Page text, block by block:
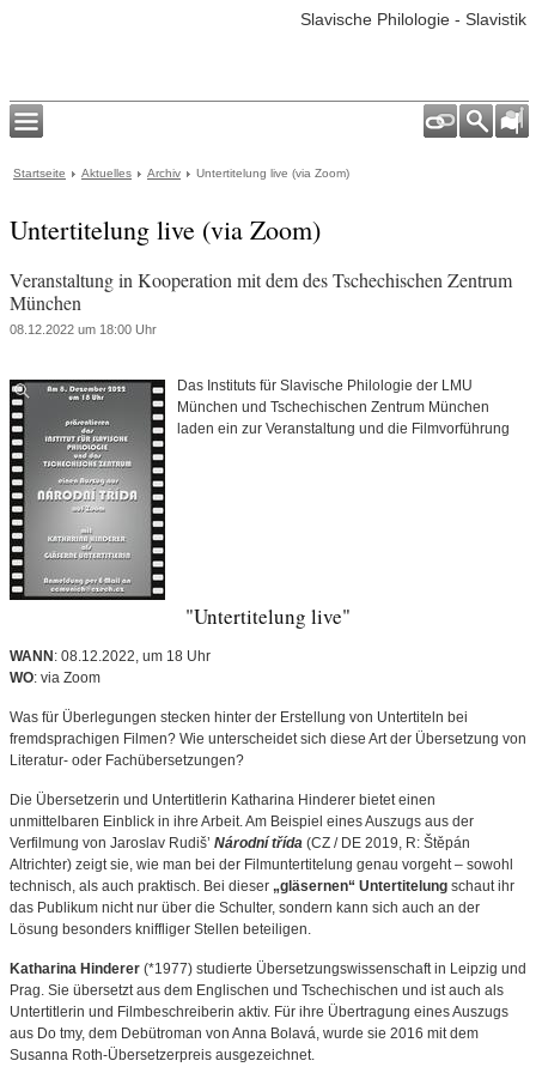
Slavische Philologie - Slavistik
Startseite Aktuelles Archiv Untertitelung live (via Zoom)
Untertitelung live (via Zoom)
Veranstaltung in Kooperation mit dem des Tschechischen Zentrum
München
08.12.2022 um 18:00 Uhr
Das Instituts für Slavische Philologie der LMU
München und Tschechischen Zentrum München
laden ein zur Veranstaltung und die Filmvorführung
"Untertitelung live"
WANN : 08.12.2022, um 18 Uhr
WO: via Zoom
Was für Überlegungen stecken hinter der Erstellung von Untertiteln bei
fremdsprachigen Filmen? Wie unterscheidet sich diese Art der Übersetzung von
Literatur- oder Fachübersetzungen?
Die Übersetzerin und Untertitlerin Katharina Hinderer bietet einen
unmittelbaren Einblick in ihre Arbeit. Am Beispiel eines Auszugs aus der
Verfilmung von Jaroslav Rudiš’ Národní třída (CZ / DE 2019, R: Štěpán
Altrichter) zeigt sie, wie man bei der Filmuntertitelung genau vorgeht – sowohl
technisch, als auch praktisch. Bei dieser „gläsernen“ Untertitelung schaut ihr
das Publikum nicht nur über die Schulter, sondern kann sich auch an der
Lösung besonders kniffliger Stellen beteiligen.
Katharina Hinderer (*1977) studierte Übersetzungswissenschaft in Leipzig und
Prag. Sie übersetzt aus dem Englischen und Tschechischen und ist auch als
Untertitlerin und Filmbeschreiberin aktiv. Für ihre Übertragung eines Auszugs
aus Do tmy, dem Debütroman von Anna Bolavá, wurde sie 2016 mit dem
Susanna Roth-Übersetzerpreis ausgezeichnet.